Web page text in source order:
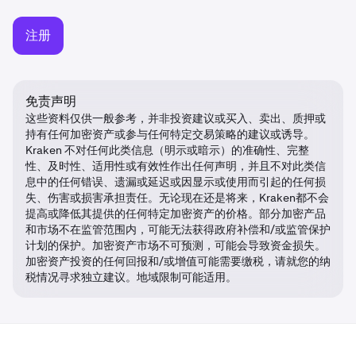
注册
免责声明
这些资料仅供一般参考，并非投资建议或买入、卖出、质押或
持有任何加密资产或参与任何特定交易策略的建议或诱导。
Kraken 不对任何此类信息（明示或暗示）的准确性、完整
性、及时性、适用性或有效性作出任何声明，并且不对此类信
息中的任何错误、遗漏或延迟或因显示或使用而引起的任何损
失、伤害或损害承担责任。无论现在还是将来，Kraken都不会
提高或降低其提供的任何特定加密资产的价格。部分加密产品
和市场不在监管范围内，可能无法获得政府补偿和/或监管保护
计划的保护。加密资产市场不可预测，可能会导致资金损失。
加密资产投资的任何回报和/或增值可能需要缴税，请就您的纳
税情况寻求独立建议。地域限制可能适用。